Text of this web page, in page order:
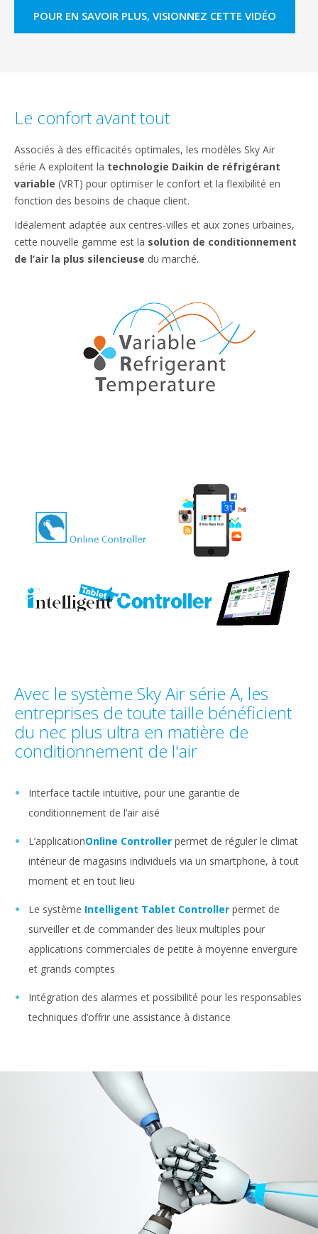
POUR EN SAVOIR PLUS, VISIONNEZ CETTE VIDÉO
Le confort avant tout
Associés à des efficacités optimales, les modèles Sky Air
série A exploitent la technologie Daikin de réfrigérant
variable (VRT) pour optimiser le confort et la flexibilité en
fonction des besoins de chaque client.
Idéalement adaptée aux centres-villes et aux zones urbaines,
cette nouvelle gamme est la solution de conditionnement
de l’air la plus silencieuse du marché.
Avec le système Sky Air série A, les
entreprises de toute taille bénéficient
du nec plus ultra en matière de
conditionnement de l'air
Interface tactile intuitive, pour une garantie de
conditionnement de l’air aisé
L’applicationOnline Controller permet de réguler le climat
intérieur de magasins individuels via un smartphone, à tout
moment et en tout lieu
Le système Intelligent Tablet Controller permet de
surveiller et de commander des lieux multiples pour
applications commerciales de petite à moyenne envergure
et grands comptes
Intégration des alarmes et possibilité pour les responsables
techniques d’offrir une assistance à distance